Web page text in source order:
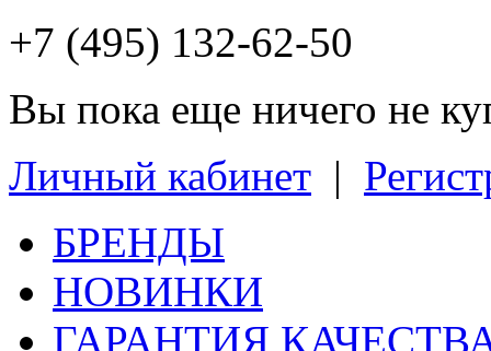
+7 (495) 132-62-50
Вы пока еще ничего не
Личный кабинет |
БРЕНДЫ
НОВИНКИ
ГАРАНТИЯ